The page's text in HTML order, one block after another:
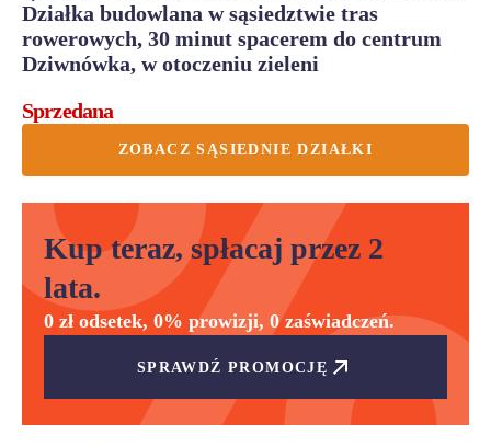
Działka budowlana w sąsiedztwie tras
rowerowych, 30 minut spacerem do centrum
Dziwnówka, w otoczeniu zieleni
Sprzedana
ZOBACZ SĄSIEDNIE DZIAŁKI
Kup teraz, spłacaj przez 2
lata.
0 zł odsetek, 0% prowizji, 0 zaświadczeń.
SPRAWDŹ PROMOCJĘ